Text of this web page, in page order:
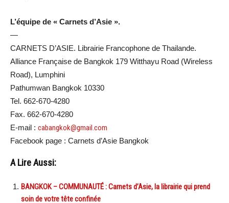
L’équipe de « Carnets d’Asie ».
—
CARNETS D’ASIE. Librairie Francophone de Thailande.
Alliance Française de Bangkok 179 Witthayu Road (Wireless
Road), Lumphini
Pathumwan Bangkok 10330
Tel. 662-670-4280
Fax. 662-670-4280
E-mail : cabangkok@gmail.com
Facebook page : Carnets d’Asie Bangkok
A Lire Aussi:
BANGKOK – COMMUNAUTÉ : Carnets d’Asie, la librairie qui prend
soin de votre tête confinée